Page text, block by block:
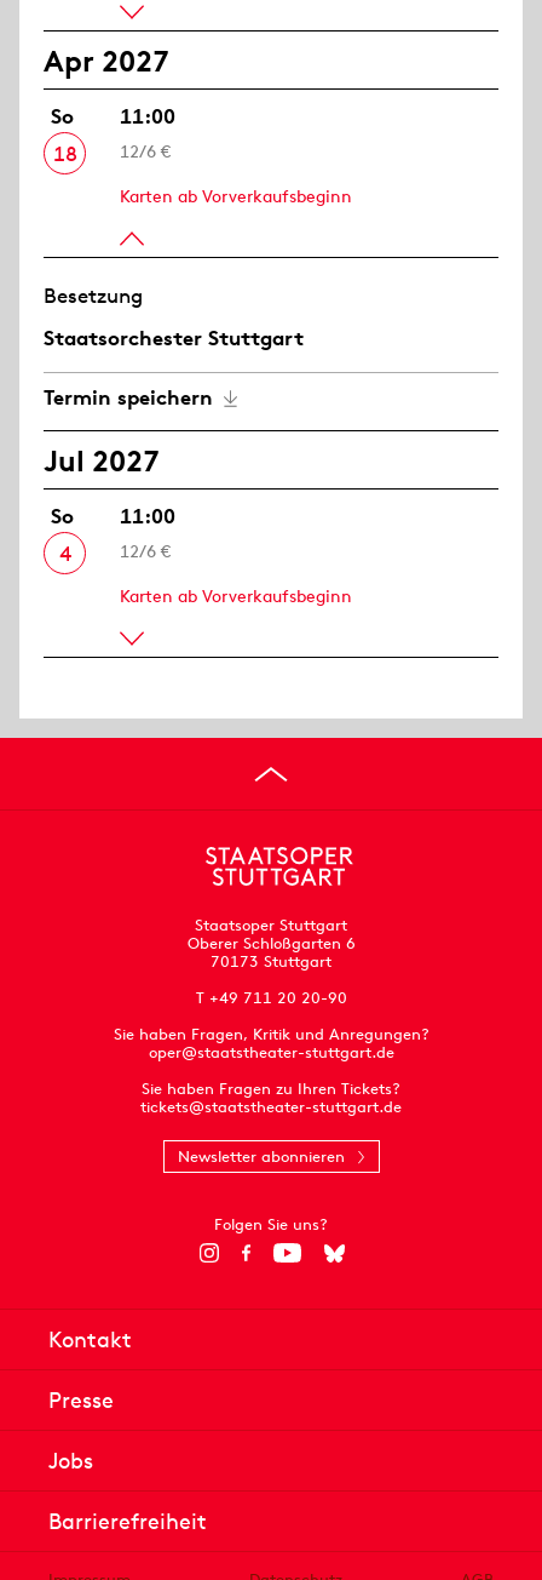
Apr 2027
So
18
11:00
12/6 €
Karten ab Vorverkaufsbeginn
Besetzung
Staatsorchester Stuttgart
Termin speichern
Jul 2027
So
4
11:00
12/6 €
Karten ab Vorverkaufsbeginn
Staatsoper Stuttgart
Oberer Schloßgarten 6
70173 Stuttgart
T +49 711 20 20-90
Sie haben Fragen, Kritik und Anregungen?
oper@staatstheater-stuttgart.de
Sie haben Fragen zu Ihren Tickets?
tickets@staatstheater-stuttgart.de
Newsletter abonnieren
Folgen Sie uns?
Kontakt
Presse
Jobs
Barrierefreiheit